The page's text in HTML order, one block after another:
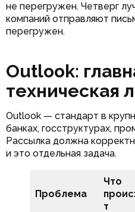
не перегружен. Четверг
компаний отправляют
перегружен.
Outlook:
техническая
Outlook — стандарт в
банках, госструктурах,
Рассылка должна
и это отдельная задача.
Проблема
Что
т